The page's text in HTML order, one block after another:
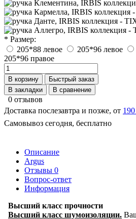
* Размер:
205*88 левое
205*96 левое
205*96 правое
В корзину
Быстрый заказ
В закладки
В сравнение
0 отзывов
Доставка послезавтра и позже, от
Самовывоз сегодня, бесплатно
Описание
Argus
Отзывы 0
Вопрос-ответ
Информация
Высший класс прочности
Высший класс шумоизоляции.